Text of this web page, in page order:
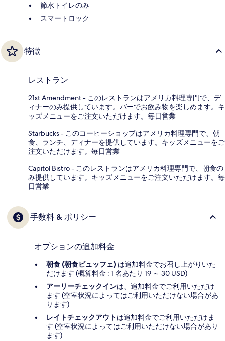
節水トイレのみ
スマートロック
特徴
レストラン
21st Amendment - このレストランはアメリカ料理専門で、デ
ィナーのみ提供しています。バーでお飲み物を楽しめます。キ
ッズメニューをご注文いただけます。毎日営業
Starbucks - このコーヒーショップはアメリカ料理専門で、朝
食、ランチ、ディナーを提供しています。キッズメニューをご
注文いただけます。毎日営業
Capitol Bistro - このレストランはアメリカ料理専門で、朝食の
み提供しています。キッズメニューをご注文いただけます。毎
日営業
手数料 & ポリシー
オプションの追加料金
朝食 (朝食ビュッフェ) は追加料金でお召し上がりいた
だけます (概算料金 : 1 名あたり 19 ～ 30 USD)
アーリーチェックインは、追加料金でご利用いただけ
ます (空室状況によってはご利用いただけない場合があ
ります)
レイトチェックアウトは追加料金でご利用いただけま
す (空室状況によってはご利用いただけない場合があり
ます)